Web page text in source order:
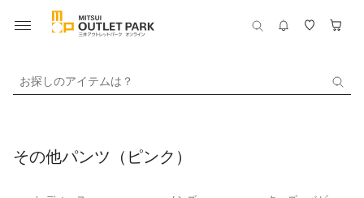
お探しのアイテムは？
その他パンツ（ピンク）